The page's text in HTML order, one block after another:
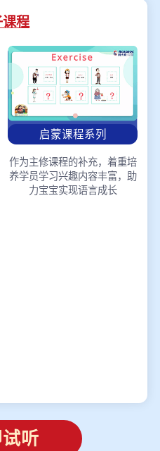
课程
启蒙课程系列
作为主修课程的补充，着重培
养学员学习兴趣内容丰富，助
力宝宝实现语言成长
听